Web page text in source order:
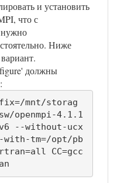
и установить
что с
нужно
Ниже
должны
mnt/storag
openmpi-4.1.1
--without-ucx
tm=/opt/pb
CC=gcc